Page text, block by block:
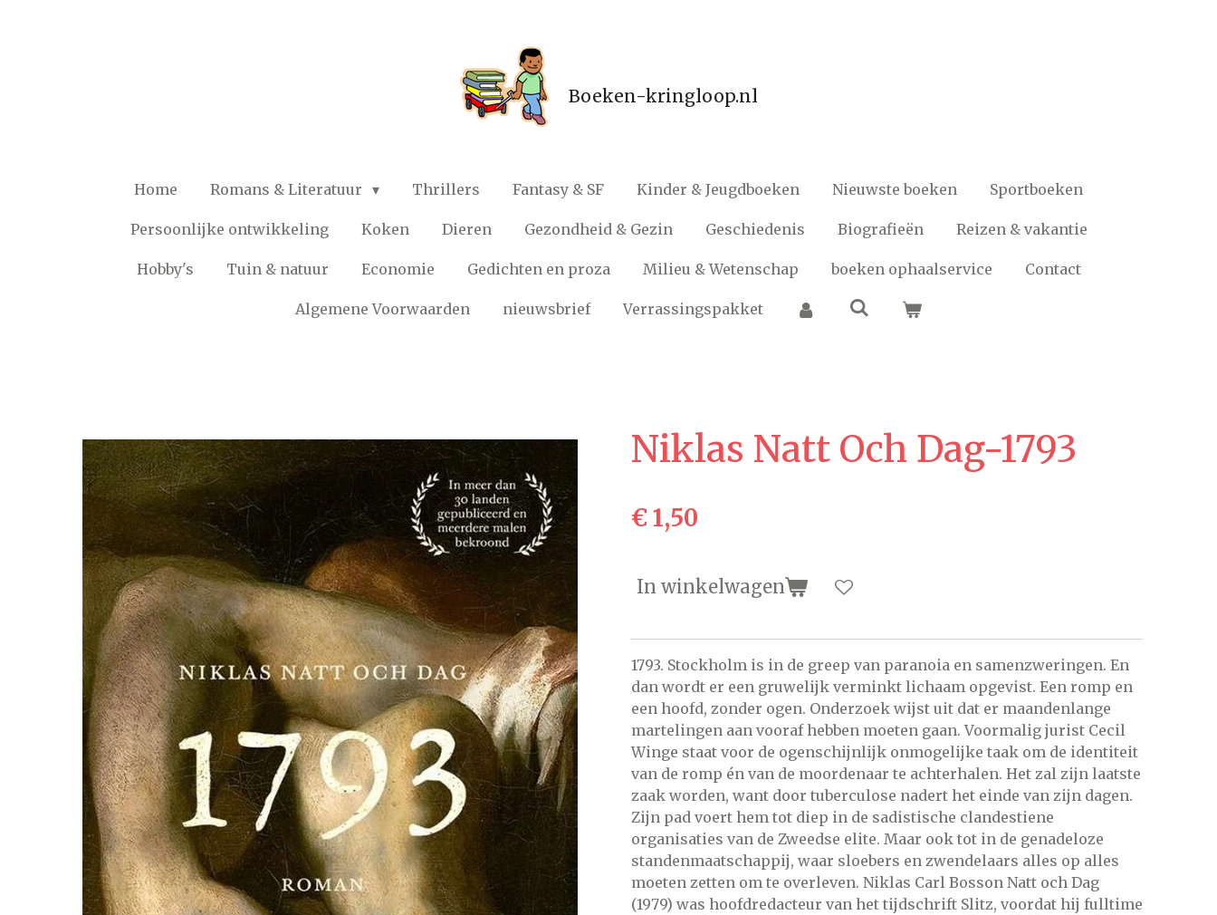
Boeken-kringloop.nl
Home Romans & Literatuur Thrillers Fantasy & SF Kinder & Jeugdboeken Nieuwste boeken Sportboeken
Persoonlijke ontwikkeling Koken Dieren Gezondheid & Gezin Geschiedenis Biografieën Reizen & vakantie
Hobby's Tuin & natuur Economie Gedichten en proza Milieu & Wetenschap boeken ophaalservice Contact
Algemene Voorwaarden nieuwsbrief Verrassingspakket
Niklas Natt Och Dag-1793
€ 1,50
In winkelwagen
1793. Stockholm is in de greep van paranoia en samenzweringen. En
dan wordt er een gruwelijk verminkt lichaam opgevist. Een romp en
een hoofd, zonder ogen. Onderzoek wijst uit dat er maandenlange
martelingen aan vooraf hebben moeten gaan. Voormalig jurist Cecil
Winge staat voor de ogenschijnlijk onmogelijke taak om de identiteit
van de romp én van de moordenaar te achterhalen. Het zal zijn laatste
zaak worden, want door tuberculose nadert het einde van zijn dagen.
Zijn pad voert hem tot diep in de sadistische clandestiene
organisaties van de Zweedse elite. Maar ook tot in de genadeloze
standenmaatschappij, waar sloebers en zwendelaars alles op alles
moeten zetten om te overleven. Niklas Carl Bosson Natt och Dag
(1979) was hoofdredacteur van het tijdschrift Slitz, voordat hij fulltime